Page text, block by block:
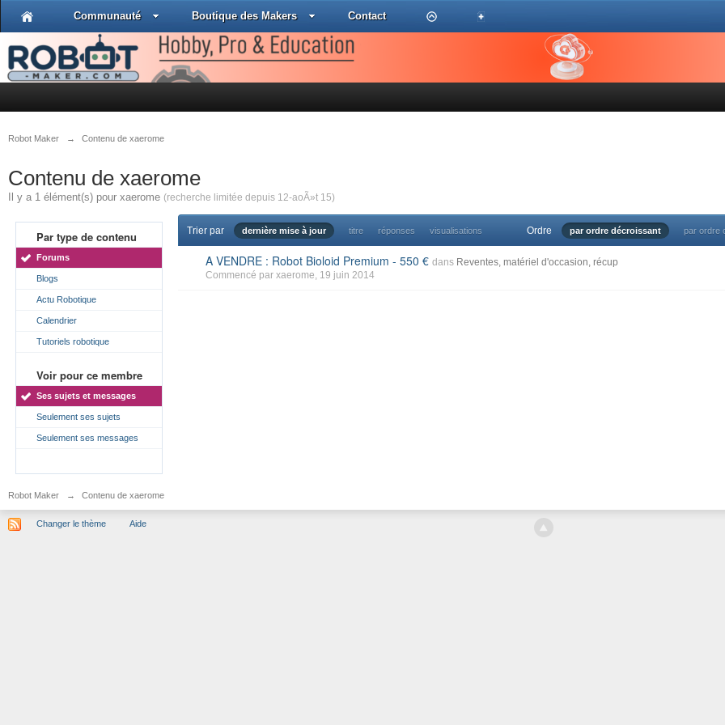
Communauté Boutique des Makers Contact
Robot Maker → Contenu de xaerome
Contenu de xaerome
Il y a 1 élément(s) pour xaerome (recherche limitée depuis 12-aoÃ»t 15)
Par type de contenu
Forums
Blogs
Actu Robotique
Calendrier
Tutoriels robotique
Voir pour ce membre
Ses sujets et messages
Seulement ses sujets
Seulement ses messages
Trier par dernière mise à jour titre réponses visualisations Ordre par ordre décroissant par ordre
A VENDRE : Robot Bioloid Premium - 550 dans Reventes, matériel d'occasion, récup
Commencé par xaerome, 19 juin 2014
Robot Maker → Contenu de xaerome
Changer le thème Aide